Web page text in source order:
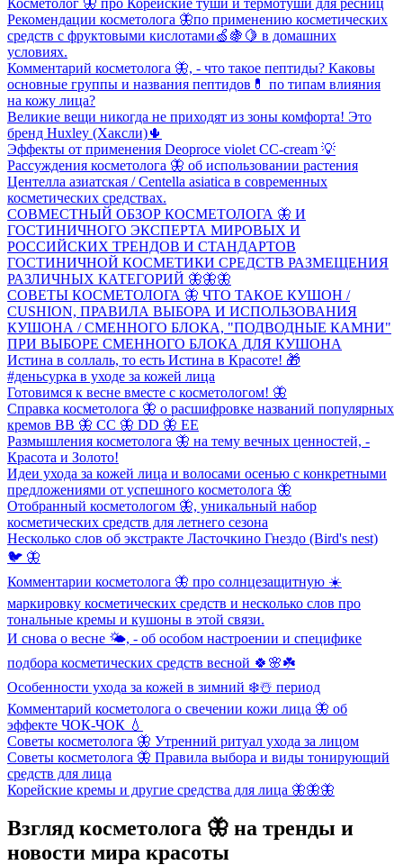
Рекомендации косметолога 🦋по применению косметических
средств с фруктовыми кислотами🍏🍇🍋 в домашних
условиях.
Комментарий косметолога 🦋, - что такое пептиды? Каковы
основные группы и названия пептидов💊 по типам влияния
на кожу лица?
Великие вещи никогда не приходят из зоны комфорта! Это
бренд Huxley (Хаксли)🌵
Эффекты от применения Deoproce violet CC-сream 💡
Рассуждения косметолога 🦋 об использовании растения
Центелла азиатская / Centella asiatica в современных
косметических средствах.
СОВМЕСТНЫЙ ОБЗОР КОСМЕТОЛОГА 🦋 И
ГОСТИНИЧНОГО ЭКСПЕРТА МИРОВЫХ И
РОССИЙСКИХ ТРЕНДОВ И СТАНДАРТОВ
ГОСТИНИЧНОЙ КОСМЕТИКИ СРЕДСТВ РАЗМЕЩЕНИЯ
РАЗЛИЧНЫХ КАТЕГОРИЙ 🦋🦋🦋
СОВЕТЫ КОСМЕТОЛОГА 🦋 ЧТО ТАКОЕ КУШОН /
CUSHION, ПРАВИЛА ВЫБОРА И ИСПОЛЬЗОВАНИЯ
КУШОНА / СМЕННОГО БЛОКА, "ПОДВОДНЫЕ КАМНИ"
ПРИ ВЫБОРЕ СМЕННОГО БЛОКА ДЛЯ КУШОНА
Истина в соллаль, то есть Истина в Красоте! 🎁
#деньсурка в уходе за кожей лица
Готовимся к весне вместе с косметологом! 🦋
Справка косметолога 🦋 о расшифровке названий популярных
кремов ВВ 🦋 СС 🦋 DD 🦋 EE
Размышления косметолога 🦋 на тему вечных ценностей, -
Красота и Золото!
Идеи ухода за кожей лица и волосами осенью с конкретными
предложениями от успешного косметолога 🦋
Отобранный косметологом 🦋, уникальный набор
косметических средств для летнего сезона
Несколько слов об экстракте Ласточкино Гнездо (Bird's nest)
🐦 🦋
Комментарии косметолога 🦋 про солнцезащитную ☀️
маркировку косметических средств и несколько слов про
тональные кремы и кушоны в этой связи.
И снова о весне 🌤, - об особом настроении и специфике
подбора косметических средств весной 🍀🌸☘️
Особенности ухода за кожей в зимний ❄️☃️ период
Комментарий косметолога о свечении кожи лица 🦋 об
эффекте ЧОК-ЧОК 💧
Советы косметолога 🦋 Утренний ритуал ухода за лицом
Советы косметолога 🦋 Правила выбора и виды тонирующий
средств для лица
Корейские кремы и другие средства для лица 🦋🦋🦋
Взгляд косметолога 🦋 на тренды и
новости мира красоты